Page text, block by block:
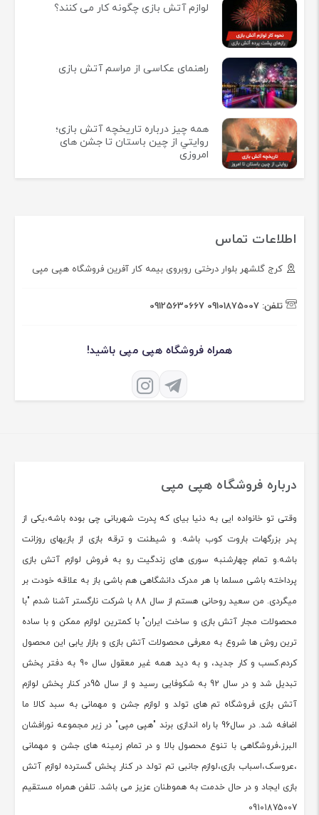
لوازم آتش بازی چگونه کار می کنند؟
راهنمای عکاسی از مراسم آتش بازی
همه چيز درباره تاريخچه آتش بازی؛
روايتي از چين باستان تا جشن های
امروزی
اطلاعات تماس
کرج گلشهر بلوار درختی روبروی بیمه کار آفرین فروشگاه هپی مپی
تلفن: 09101875007
09125630667
همراه فروشگاه هپی مپی باشید!
درباره فروشگاه هپی مپی
وقتی تو خانواده ایی به دنیا بیای که پدرت شهربانی چی بوده باشه،یکی از
پدر بزرگهات باروت کوب باشه. و شیطنت و ترقه بازی از بازیهای روزانت
باشه.و تمام چهارشنبه سوری های زندگیت رو به فروش لوازم آتش بازی
پرداخته باشی مسلما با هر مدرک دانشگاهی هم باشی باز به علاقه خودت بر
میگردی. من سعید روحانی هستم از سال 88 با شرکت نارگستر آشنا شدم "با
محصولات مجار آتش بازی و ساخت ایران" با کمترین لوازم ممکن و با ساده
ترین روش ها شروع به معرفی محصولات آتش بازی و بازار یابی این محصول
کردم.کسب و کار جدید، و به دید همه غیر معقول سال 90 به دفتر پخش
تبدیل شد و در سال 92 به شکوفایی رسید و از سال 95در کنار پخش لوازم
آتش بازی فروشگاه تم های تولد و لوازم جشن و مهمانی به سبد کالا ما
اضافه شد. در سال96 با راه اندازی برند "هپی مپی" در زیر مجموعه نورافشان
البرز،فروشگاهی با تنوع محصول بالا و در تمام زمینه های جشن و مهمانی
،عروسک،اسباب بازی،لوازم جانبی تم تولد در کنار پخش گسترده لوازم آتش
بازی ایجاد و در حال خدمت به هموطنان عزیز می باشد. تلفن همراه مستقیم
09101875007